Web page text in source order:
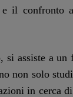
il confronto
, si assiste a
non solo
in cerca